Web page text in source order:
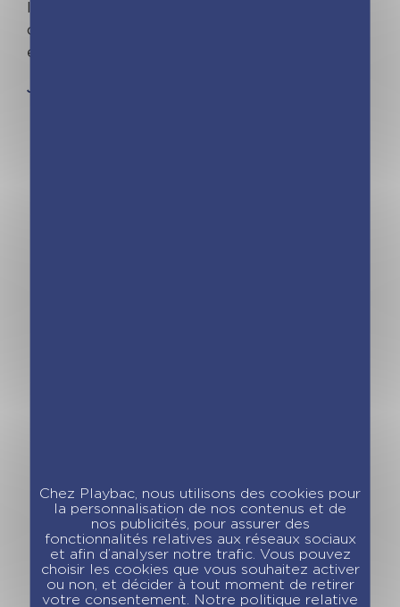
calendriers et agendas, s’organiser n’a jamais
été aussi simple !
Je découvre la collection
Notre coup de cœur du
Chez Playbac, nous utilisons des cookies pour
la personnalisation de nos contenus et de
nos publicités, pour assurer des
fonctionnalités relatives aux réseaux sociaux
et afin d’analyser notre trafic. Vous pouvez
choisir les cookies que vous souhaitez activer
ou non, et décider à tout moment de retirer
votre consentement. Notre politique relative